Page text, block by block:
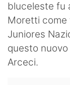
bluceleste fu
Moretti come
Juniores
questo
Arceci.